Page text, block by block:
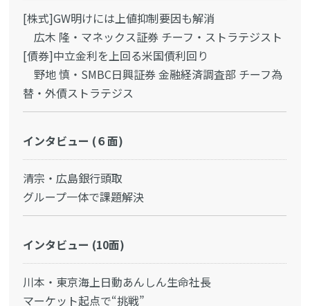
[株式]GW明けには上値抑制要因も解消
広木 隆・マネックス証券 チーフ・ストラテジスト
[債券]中立金利を上回る米国債利回り
野地 慎・SMBC日興証券 金融経済調査部 チーフ為
替・外債ストラテジス
インタビュー (６面)
清宗・広島銀行頭取
グループ一体で課題解決
インタビュー (10面)
川本・東京海上日動あんしん生命社長
マーケット起点で“挑戦”